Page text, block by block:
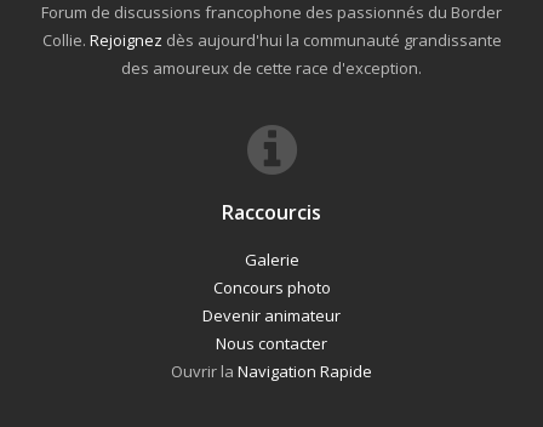
Forum de discussions francophone des passionnés du Border
Collie. Rejoignez dès aujourd'hui la communauté grandissante
des amoureux de cette race d'exception.
Raccourcis
Galerie
Concours photo
Devenir animateur
Nous contacter
Ouvrir la Navigation Rapide